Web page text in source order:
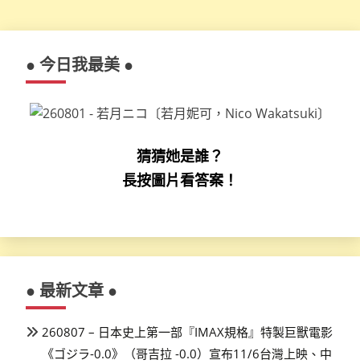
● 今日我最美 ●
猜猜她是誰？
長按圖片看答案！
● 最新文章 ●
260807 – 日本史上第一部『IMAX規格』特製巨獸電影
《ゴジラ-0.0》（哥吉拉 -0.0）宣布11/6台灣上映、中